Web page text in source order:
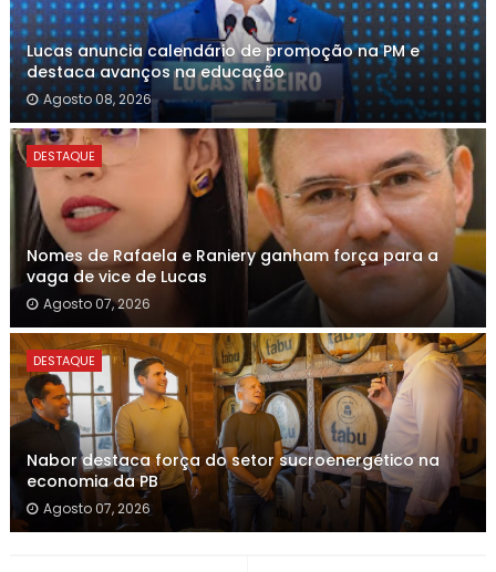
Lucas anuncia calendário de promoção na PM e
destaca avanços na educação
Agosto 08, 2026
DESTAQUE
Nomes de Rafaela e Raniery ganham força para a
vaga de vice de Lucas
Agosto 07, 2026
DESTAQUE
Nabor destaca força do setor sucroenergético na
economia da PB
Agosto 07, 2026